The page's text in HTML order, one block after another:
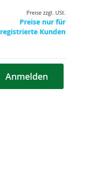
Preise zzgl. USt.
Preise nur für
registrierte Kunden
Anmelden